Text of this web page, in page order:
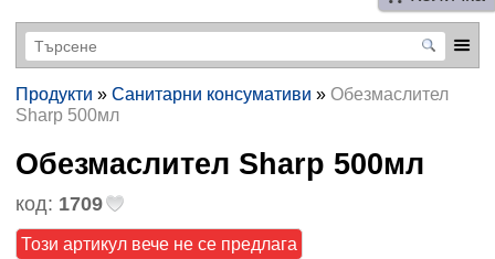
Продукти » Санитарни консумативи » Обезмаслител
Sharp 500мл
Обезмаслител Sharp 500мл
код: 1709
Този артикул вече не се предлага